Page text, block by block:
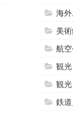
海
美
航
観光
観
鉄